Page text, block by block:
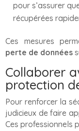
pour s’assurer
récupérées
Ces mesures
perte de données
Collaborer
protection
Pour renforcer la
judicieux de faire
Ces professionnels